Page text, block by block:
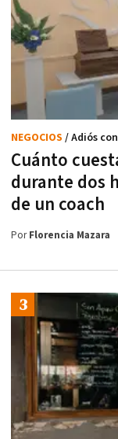
Cuánto
durante dos
de un coach
NEGOCIOS / Adiós
PorFlorencia Mazara